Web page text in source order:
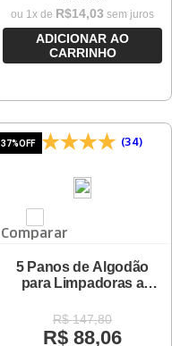
ou 1 x de R$14,03 sem juros
ADICIONAR AO
CARRINHO
(34)
Comparar
5 Panos de Algodão
para Limpadoras a
com Cerdas
37%OFF
R$ 147,80
R$ 88,06